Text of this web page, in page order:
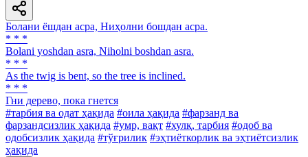
Болани ёшдан асра, Ниҳолни бошдан асра.
* * *
Bolani yoshdan asra, Niholni boshdan asra.
* * *
As the twig is bent, so the tree is inclined.
* * *
Гни дерево, пока гнется
#тарбия ва одат ҳақида #оила ҳақида #фарзанд ва
фарзандсизлик ҳақида #умр, вақт #хулқ, тарбия #одоб ва
одобсизлик ҳақида #тўғрилик #эҳтиёткорлик ва эҳтиётсизлик
ҳақида